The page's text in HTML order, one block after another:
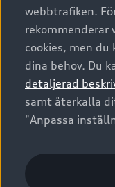
Audi Sport
Audi approved
Finansiering
Audi exclusive
Provkörning
Garantier
Försäkring
Digitala manualer
Audi Collection –
Vanliga frågor
2G/3G nätet
Företagsleasing
Kontakta oss
Audi
myAudi
Pressmeddelanden
Nyhetsbrev
Vårt
© 2026 AUDI
Utgivare Juridiskt
Juridiskt Audi
Anpassa
Visselblåsarkanaler
webbtrafiken.
rekommenderar
cookies, men
dina behov. Du
detaljerad
samt återkalla
"Anpassa